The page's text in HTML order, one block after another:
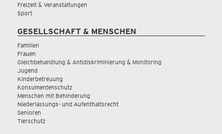
Freizeit & Veranstaltungen
Sport
GESELLSCHAFT & MENSCHEN
Familien
Frauen
Gleichbehandlung & Antidiskriminierung & Monitoring
Jugend
Kinderbetreuung
Konsumentenschutz
Menschen mit Behinderung
Niederlassungs- und Aufenthaltsrecht
Senioren
Tierschutz